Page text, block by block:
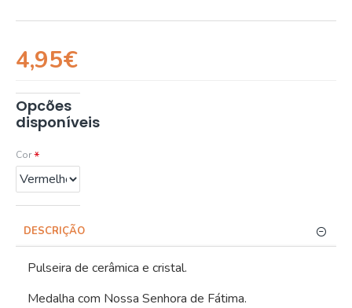
4,95€
Opcões
disponíveis
Cor
DESCRIÇÃO
Pulseira de cerâmica e cristal.
Medalha com Nossa Senhora de Fátima.